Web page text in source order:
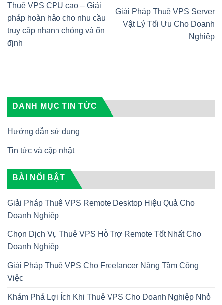
Thuê VPS CPU cao – Giải
pháp hoàn hảo cho nhu cầu
truy cập nhanh chóng và ổn
định
Giải Pháp Thuê VPS Server
Vật Lý Tối Ưu Cho Doanh
Nghiệp
DANH MỤC TIN TỨC
Hướng dẫn sử dụng
Tin tức và cập nhật
BÀI NỔI BẬT
Giải Pháp Thuê VPS Remote Desktop Hiệu Quả Cho
Doanh Nghiệp
Chọn Dịch Vụ Thuê VPS Hỗ Trợ Remote Tốt Nhất Cho
Doanh Nghiệp
Giải Pháp Thuê VPS Cho Freelancer Nâng Tầm Công
Việc
Khám Phá Lợi Ích Khi Thuê VPS Cho Doanh Nghiệp Nhỏ